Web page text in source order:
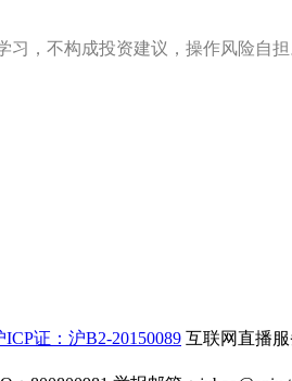
习，不构成投资建议，操作风险自担
ICP证：沪B2-20150089 互联网直播服